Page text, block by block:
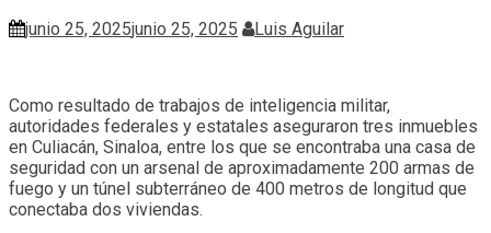
junio 25, 2025junio 25, 2025 Luis Aguilar
Como resultado de trabajos de inteligencia militar,
autoridades federales y estatales aseguraron tres inmuebles
en Culiacán, Sinaloa, entre los que se encontraba una casa de
seguridad con un arsenal de aproximadamente 200 armas de
fuego y un túnel subterráneo de 400 metros de longitud que
conectaba dos viviendas.